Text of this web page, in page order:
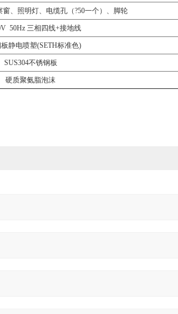
、照明灯、电缆孔（?50一个）、脚轮
50Hz 三相四线+接地线
静电喷塑(SETH标准色)
SUS304不锈钢板
硬质聚氨脂泡沫